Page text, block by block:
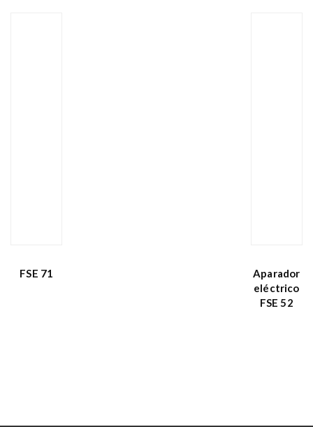
FSE 71
Aparador
eléctrico
FSE 52